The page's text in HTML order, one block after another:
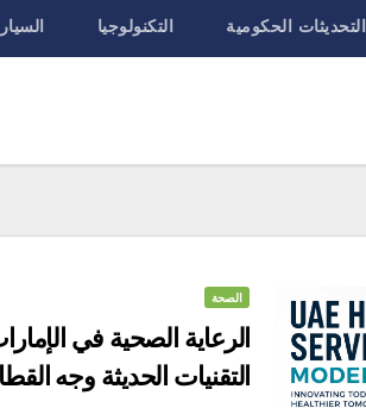
التحديثات الحكومية التكنولوجيا
الصحة
الرعاية الصحية في
التقنيات الحديثة وجه